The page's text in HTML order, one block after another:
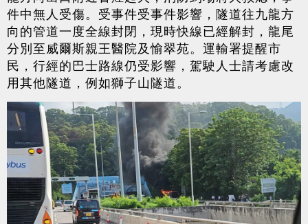
件中無人受傷。受事件受事件影響，隧道往九龍方
向的管道一度全線封閉，現時快線已經解封，龍尾
分別至威爾斯親王醫院及愉翠苑。運輸署提醒市
民，行經的巴士路線仍受影響，駕駛人士請考慮改
用其他隧道，例如獅子山隧道。